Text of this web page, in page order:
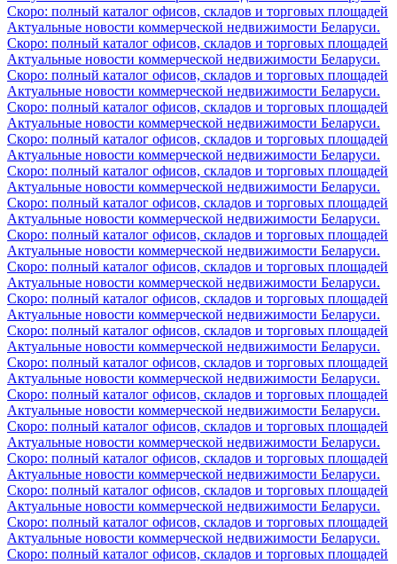
Скоро: полный каталог офисов, складов и торговых площадей
Актуальные новости коммерческой недвижимости Беларуси.
Скоро: полный каталог офисов, складов и торговых площадей
Актуальные новости коммерческой недвижимости Беларуси.
Скоро: полный каталог офисов, складов и торговых площадей
Актуальные новости коммерческой недвижимости Беларуси.
Скоро: полный каталог офисов, складов и торговых площадей
Актуальные новости коммерческой недвижимости Беларуси.
Скоро: полный каталог офисов, складов и торговых площадей
Актуальные новости коммерческой недвижимости Беларуси.
Скоро: полный каталог офисов, складов и торговых площадей
Актуальные новости коммерческой недвижимости Беларуси.
Скоро: полный каталог офисов, складов и торговых площадей
Актуальные новости коммерческой недвижимости Беларуси.
Скоро: полный каталог офисов, складов и торговых площадей
Актуальные новости коммерческой недвижимости Беларуси.
Скоро: полный каталог офисов, складов и торговых площадей
Актуальные новости коммерческой недвижимости Беларуси.
Скоро: полный каталог офисов, складов и торговых площадей
Актуальные новости коммерческой недвижимости Беларуси.
Скоро: полный каталог офисов, складов и торговых площадей
Актуальные новости коммерческой недвижимости Беларуси.
Скоро: полный каталог офисов, складов и торговых площадей
Актуальные новости коммерческой недвижимости Беларуси.
Скоро: полный каталог офисов, складов и торговых площадей
Актуальные новости коммерческой недвижимости Беларуси.
Скоро: полный каталог офисов, складов и торговых площадей
Актуальные новости коммерческой недвижимости Беларуси.
Скоро: полный каталог офисов, складов и торговых площадей
Актуальные новости коммерческой недвижимости Беларуси.
Скоро: полный каталог офисов, складов и торговых площадей
Актуальные новости коммерческой недвижимости Беларуси.
Скоро: полный каталог офисов, складов и торговых площадей
Актуальные новости коммерческой недвижимости Беларуси.
Скоро: полный каталог офисов, складов и торговых площадей